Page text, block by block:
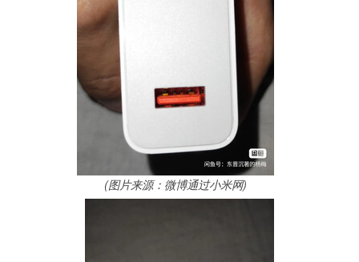
(图片来源：微博通过小米网)